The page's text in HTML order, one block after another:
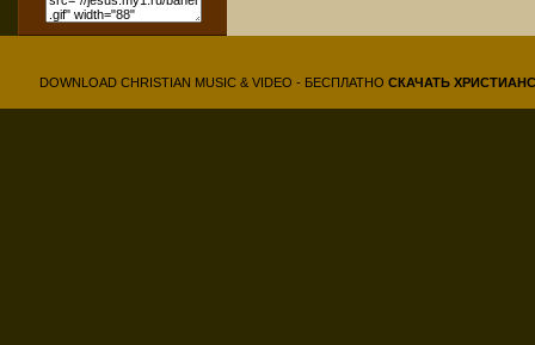
DOWNLOAD CHRISTIAN MUSIC & VIDEO - БЕСПЛАТНО СКАЧАТЬ